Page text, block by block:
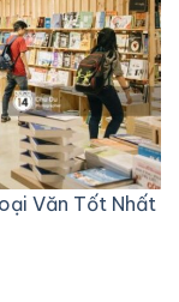
Văn Tốt Nhất